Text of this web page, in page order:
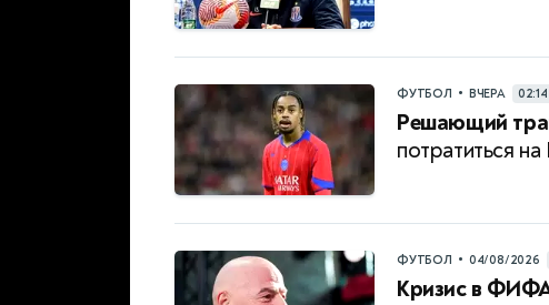
ФУТБОЛ • ВЧЕРА 02:14
Решающий
потратиться
ФУТБОЛ • 04/08/2026
Кризис в